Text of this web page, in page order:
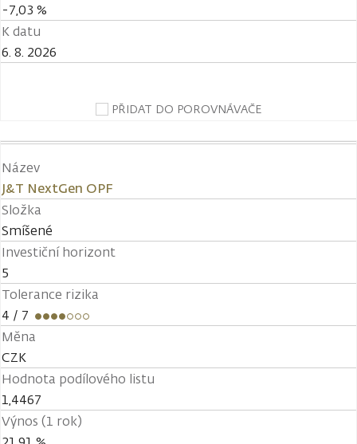
-7,03 %
K datu
6. 8. 2026
PŘIDAT DO POROVNÁVAČE
Název
J&T NextGen OPF
Složka
Smíšené
Investiční horizont
5
Tolerance rizika
4 / 7
Měna
CZK
Hodnota podílového listu
1,4467
Výnos (1 rok)